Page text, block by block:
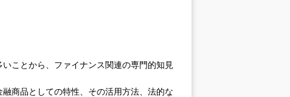
ことから、ファイナンス関連の専門的知見
商品としての特性、その活用方法、法的な